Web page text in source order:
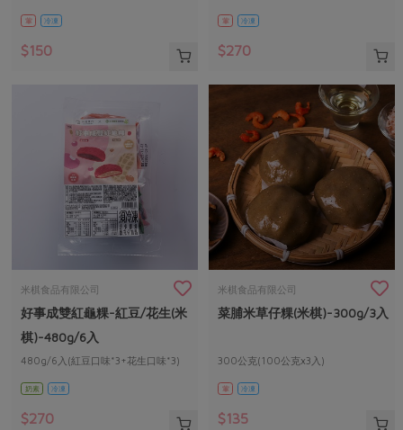
葷 冷凍
$150
葷 冷凍
$270
米棋食品有限公司
好事成雙紅龜粿-紅豆/花生(米
棋)-480g/6入
480g/6入(紅豆口味*3+花生口味*3)
奶素 冷凍
$270
米棋食品有限公司
菜脯米草仔粿(米棋)-300g/3入
300公克(100公克x3入)
葷 冷凍
$135